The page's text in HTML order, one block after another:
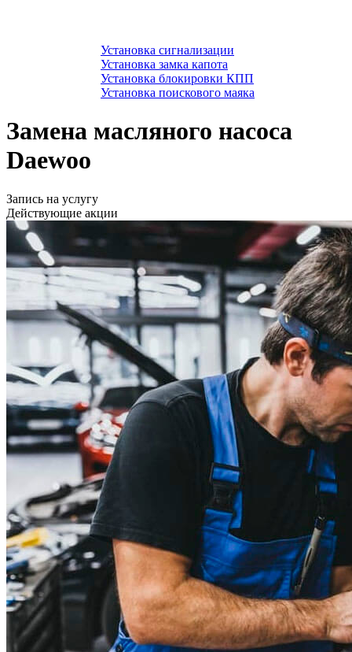
Установка сигнализации
Установка замка капота
Установка блокировки КПП
Установка поискового маяка
Замена масляного насоса
Daewoo
Запись на услугу
Действующие акции